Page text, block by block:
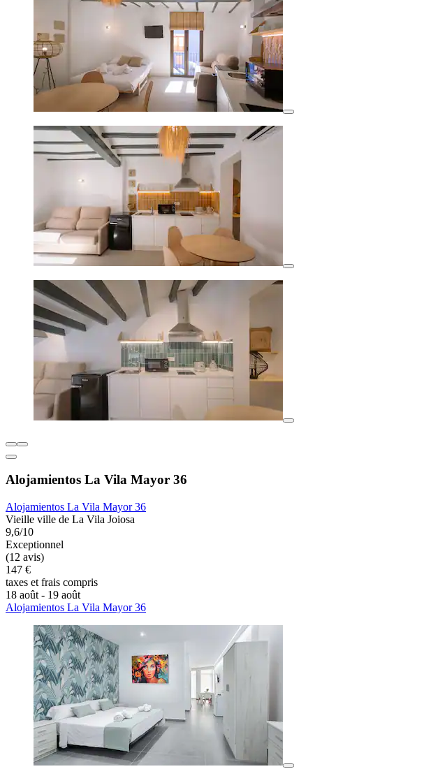
Alojamientos La Vila Mayor 36
Alojamientos La Vila Mayor 36
Vieille ville de La Vila Joiosa
9,6/10
Exceptionnel
(12 avis)
147 €
taxes et frais compris
18 août - 19 août
Alojamientos La Vila Mayor 36